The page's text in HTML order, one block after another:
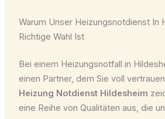
Warum Unser Heizungsnotdienst In
Richtige Wahl Ist
Bei einem Heizungsnotfall in
einen Partner, dem Sie voll
Heizung Notdienst Hildesheim
eine Reihe von Qualitäten aus, die